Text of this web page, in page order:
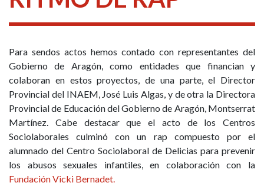
Para sendos actos hemos contado con representantes del
Gobierno de Aragón, como entidades que financian y
colaboran en estos proyectos, de una parte, el Director
Provincial del INAEM, José Luis Algas, y de otra la Directora
Provincial de Educación del Gobierno de Aragón, Montserrat
Martínez. Cabe destacar que el acto de los Centros
Sociolaborales culminó con un rap compuesto por el
alumnado del Centro Sociolaboral de Delicias para prevenir
los abusos sexuales infantiles, en colaboración con la
Fundación Vicki Bernadet.